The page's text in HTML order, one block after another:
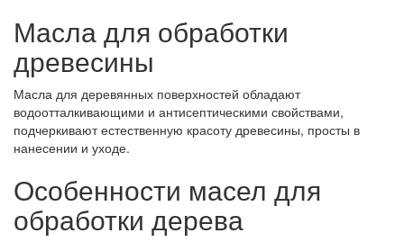
Масла для обработки
древесины
Масла для деревянных поверхностей обладают
водоотталкивающими и антисептическими свойствами,
подчеркивают естественную красоту древесины, просты в
нанесении и уходе.
Особенности масел для
обработки дерева